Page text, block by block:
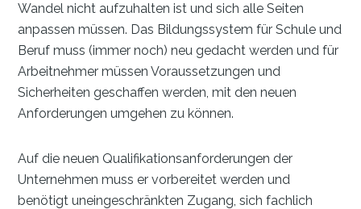
Wandel nicht aufzuhalten ist und sich alle Seiten
anpassen müssen. Das Bildungssystem für Schule und
Beruf muss (immer noch) neu gedacht werden und für
Arbeitnehmer müssen Voraussetzungen und
Sicherheiten geschaffen werden, mit den neuen
Anforderungen umgehen zu können.
Auf die neuen Qualifikationsanforderungen der
Unternehmen muss er vorbereitet werden und
benötigt uneingeschränkten Zugang, sich fachlich